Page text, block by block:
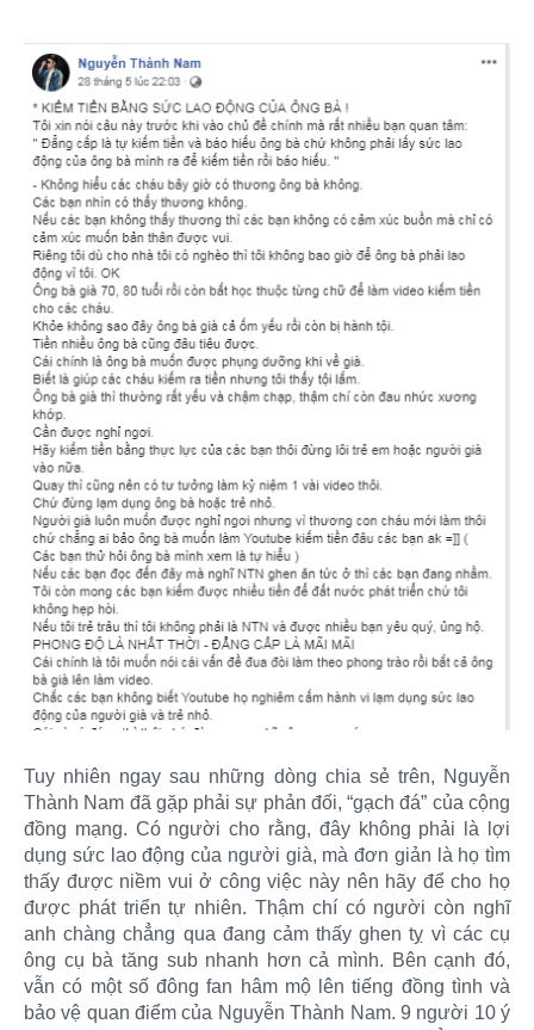
Tuy nhiên ngay sau những dòng chia sẻ trên, Nguyễn
Thành Nam đã gặp phải sự phản đối, “gạch đá” của cộng
đồng mạng. Có người cho rằng, đây không phải là lợi
dụng sức lao động của người già, mà đơn giản là họ tìm
thấy được niềm vui ở công việc này nên hãy để cho họ
được phát triển tự nhiên. Thậm chí có người còn nghĩ
anh chàng chẳng qua đang cảm thấy ghen tỵ vì các cụ
ông cụ bà tăng sub nhanh hơn cả mình. Bên cạnh đó,
vẫn có một số đông fan hâm mộ lên tiếng đồng tình và
bảo vệ quan điểm của Nguyễn Thành Nam. 9 người 10 ý